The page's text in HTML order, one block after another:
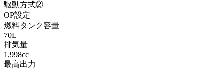
駆動方式②
OP設定
燃料タンク容量
70L
排気量
1,998cc
最高出力